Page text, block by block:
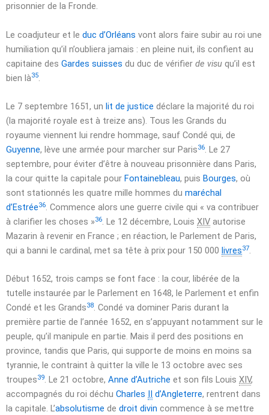
prisonnier de la Fronde.
Le coadjuteur et le duc d’Orléans vont alors faire subir au roi une
humiliation qu’il n’oubliera jamais : en pleine nuit, ils confient au
capitaine des Gardes suisses du duc de vérifier de visu qu’il est
bien là35.
Le 7 septembre 1651, un lit de justice déclare la majorité du roi
(la majorité royale est à treize ans). Tous les Grands du
royaume viennent lui rendre hommage, sauf Condé qui, de
Guyenne, lève une armée pour marcher sur Paris36. Le 27
septembre, pour éviter d’être à nouveau prisonnière dans Paris,
la cour quitte la capitale pour Fontainebleau, puis Bourges, où
sont stationnés les quatre mille hommes du maréchal
d’Estrée36. Commence alors une guerre civile qui « va contribuer
à clarifier les choses »36. Le 12 décembre, Louis XIV autorise
Mazarin à revenir en France ; en réaction, le Parlement de Paris,
qui a banni le cardinal, met sa tête à prix pour 150 000 livres37.
Début 1652, trois camps se font face : la cour, libérée de la
tutelle instaurée par le Parlement en 1648, le Parlement et enfin
Condé et les Grands38. Condé va dominer Paris durant la
première partie de l’année 1652, en s’appuyant notamment sur le
peuple, qu’il manipule en partie. Mais il perd des positions en
province, tandis que Paris, qui supporte de moins en moins sa
tyrannie, le contraint à quitter la ville le 13 octobre avec ses
troupes39. Le 21 octobre, Anne d’Autriche et son fils Louis XIV,
accompagnés du roi déchu Charles d’Angleterre, rentrent dans
la capitale. L’absolutisme de droit divin commence à se mettre